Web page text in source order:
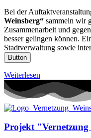
Bei der
Weinsberg“ sammeln wir
Zusammenarbeit und
besser gelingen können.
Stadtverwaltung sowie
Button
Weiterlesen
Projekt "Vernetzung